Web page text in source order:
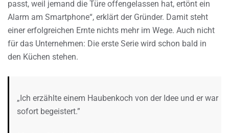
passt, weil jemand die Türe offengelassen hat, ertönt ein
Alarm am Smartphone“, erklärt der Gründer. Damit steht
einer erfolgreichen Ernte nichts mehr im Wege. Auch nicht
für das Unternehmen: Die erste Serie wird schon bald in
den Küchen stehen.
„Ich erzählte einem Haubenkoch von der Idee und er war
sofort begeistert.”